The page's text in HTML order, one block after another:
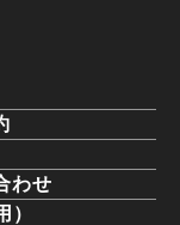
わせ
）